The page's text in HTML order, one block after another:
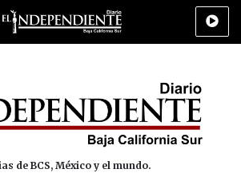
Los Cabos Policiaca Deportes Cultura
de BCS, México y el mundo.